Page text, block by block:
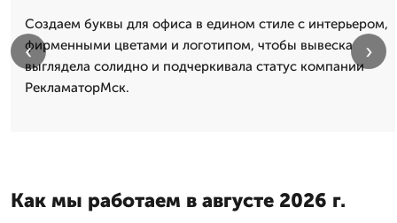
Создаем буквы для офиса в едином стиле с интерьером,
фирменными цветами и логотипом, чтобы вывеска
выглядела солидно и подчеркивала статус компании
РекламаторМск.
‹ ›
Как мы работаем в августе 2026 г.